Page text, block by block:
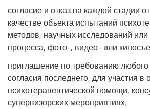
согласие и отказ на каждой стадии
качестве объекта испытаний
методов, научных исследований или
процесса, фото-, видео- или
приглашение по требованию любого
согласия последнего, для участия в
психотерапевтической помощи,
супервизорских мероприятиях;